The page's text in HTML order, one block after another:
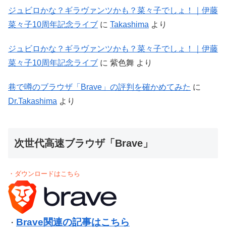
ジュビロかな？ギラヴァンツかも？菜々子でしょ！｜伊藤
菜々子10周年記念ライブ に Takashima より
ジュビロかな？ギラヴァンツかも？菜々子でしょ！｜伊藤
菜々子10周年記念ライブ に 紫色舞 より
巷で噂のブラウザ「Brave」の評判を確かめてみた に
Dr.Takashima より
次世代高速ブラウザ「Brave」
・ダウンロードはこちら
・ Brave関連の記事はこちら